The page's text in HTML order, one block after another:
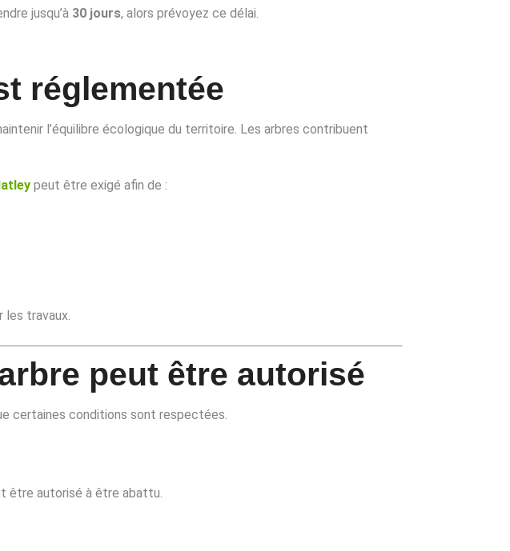
jusqu’à 30 jours, alors prévoyez ce délai.
réglementée
l’équilibre écologique du territoire. Les arbres contribuent
peut être exigé afin de :
les travaux.
peut être autorisé
certaines conditions sont respectées.
être autorisé à être abattu.